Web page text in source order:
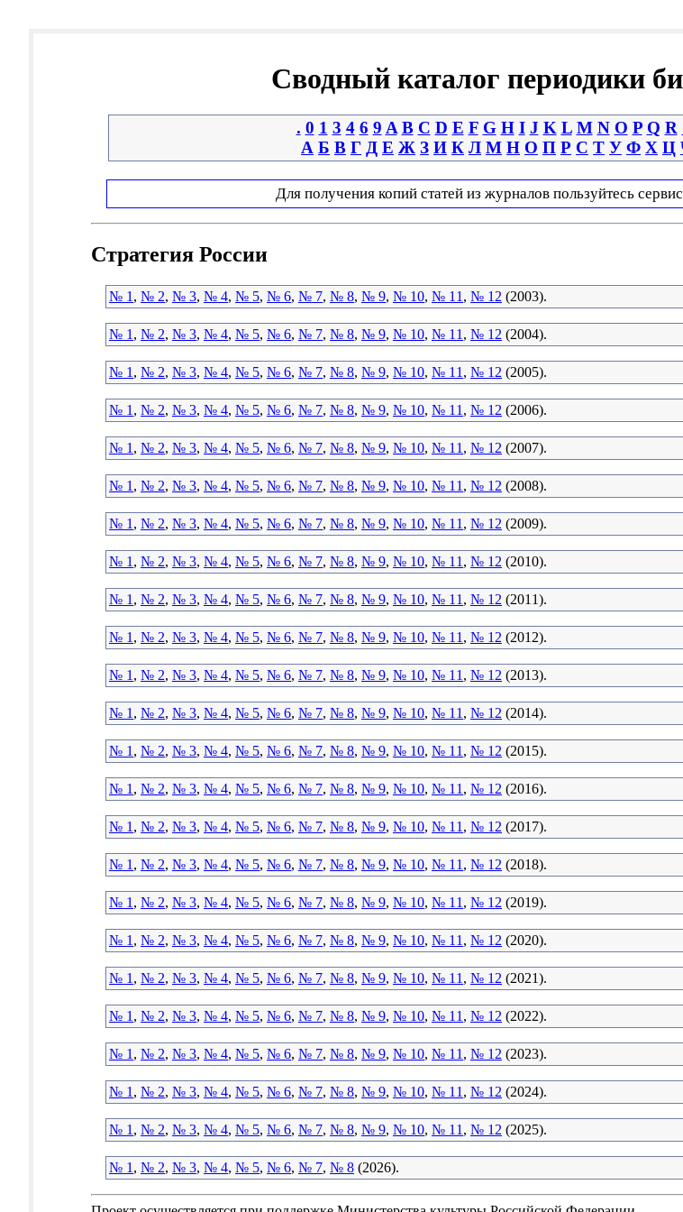
Сводный каталог периодики
. 0 1 3 4 6 9 A B C D E F G H I J K L M N O P Q R
А Б В Г Д Е Ж З И К Л М Н О П Р С Т У Ф Х Ц
Для получения копий статей из журналов пользуйтесь
Стратегия России
№ 1 , № 2, № 3, № 4, № 5, № 6, № 7, № 8, № 9, № 10, № 11 , № 12 (2003).
№ 1 , № 2, № 3, № 4, № 5, № 6, № 7, № 8, № 9, № 10, № 11 , № 12 (2004).
№ 1 , № 2, № 3, № 4, № 5, № 6, № 7, № 8, № 9, № 10, № 11 , № 12 (2005).
№ 1 , № 2, № 3, № 4, № 5, № 6, № 7, № 8, № 9, № 10, № 11 , № 12 (2006).
№ 1 , № 2, № 3, № 4, № 5, № 6, № 7, № 8, № 9, № 10, № 11 , № 12 (2007).
№ 1 , № 2, № 3, № 4, № 5, № 6, № 7, № 8, № 9, № 10, № 11 , № 12 (2008).
№ 1 , № 2, № 3, № 4, № 5, № 6, № 7, № 8, № 9, № 10, № 11 , № 12 (2009).
№ 1 , № 2, № 3, № 4, № 5, № 6, № 7, № 8, № 9, № 10, № 11 , № 12 (2010).
№ 1 , № 2, № 3, № 4, № 5, № 6, № 7, № 8, № 9, № 10, № 11 , № 12 (2011).
№ 1 , № 2, № 3, № 4, № 5, № 6, № 7, № 8, № 9, № 10, № 11 , № 12 (2012).
№ 1 , № 2, № 3, № 4, № 5, № 6, № 7, № 8, № 9, № 10, № 11 , № 12 (2013).
№ 1 , № 2, № 3, № 4, № 5, № 6, № 7, № 8, № 9, № 10, № 11 , № 12 (2014).
№ 1 , № 2, № 3, № 4, № 5, № 6, № 7, № 8, № 9, № 10, № 11 , № 12 (2015).
№ 1 , № 2, № 3, № 4, № 5, № 6, № 7, № 8, № 9, № 10, № 11 , № 12 (2016).
№ 1 , № 2, № 3, № 4, № 5, № 6, № 7, № 8, № 9, № 10, № 11 , № 12 (2017).
№ 1 , № 2, № 3, № 4, № 5, № 6, № 7, № 8, № 9, № 10, № 11 , № 12 (2018).
№ 1 , № 2, № 3, № 4, № 5, № 6, № 7, № 8, № 9, № 10, № 11 , № 12 (2019).
№ 1 , № 2, № 3, № 4, № 5, № 6, № 7, № 8, № 9, № 10, № 11 , № 12 (2020).
№ 1 , № 2, № 3, № 4, № 5, № 6, № 7, № 8, № 9, № 10, № 11 , № 12 (2021).
№ 1 , № 2, № 3, № 4, № 5, № 6, № 7, № 8, № 9, № 10, № 11 , № 12 (2022).
№ 1 , № 2, № 3, № 4, № 5, № 6, № 7, № 8, № 9, № 10, № 11 , № 12 (2023).
№ 1 , № 2, № 3, № 4, № 5, № 6, № 7, № 8, № 9, № 10, № 11 , № 12 (2024).
№ 1 , № 2, № 3, № 4, № 5, № 6, № 7, № 8, № 9, № 10, № 11 , № 12 (2025).
№ 1 , № 2, № 3, № 4, № 5, № 6, № 7, № 8 (2026).